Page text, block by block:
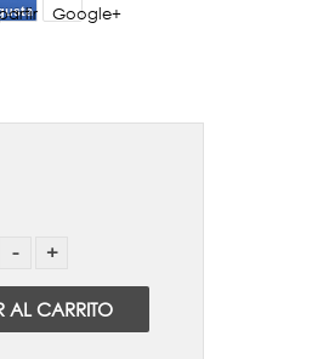
Google+
AL CARRITO